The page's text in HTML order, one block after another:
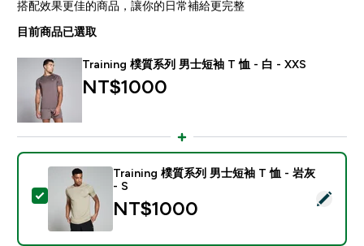
搭配效果更佳的商品，讓你的日常補給更完整
目前商品已選取
Training 樸質系列 男士短袖 T 恤 - 白 - XXS
NT$1000‎
選取此商品 - Training 樸質系列 男士短袖 T 恤 - 岩灰 - S
Training 樸質系列 男士短袖 T 恤 - 岩灰
- S
NT$1000‎